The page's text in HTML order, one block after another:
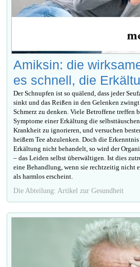
Amiksin: die
es schnell, die
Der Schnupfen ist so quälend, dass jeder
sinkt und das Reißen in den Gelenken
Schmerz zu denken. Viele Betroffene treffen
Symptome einer Erkältung die
Krankheit zu ignorieren, und versuchen
heißem Tee abzulenken. Doch die
Erkältung nicht behandelt, so wird der
– das Leiden selbst überwältigen. Ist dies
eine Behandlung, wenn sie rechtzeitig nicht
als harmlos erscheint.
Die Abteilung: Artikel zur Gesundheit